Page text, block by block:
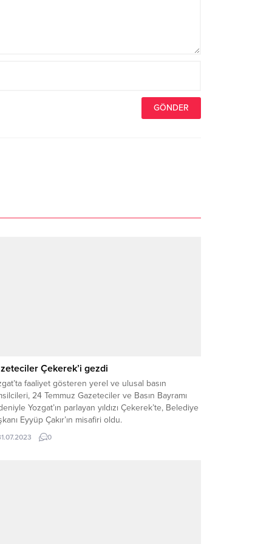
Çekerek’i gezdi
faaliyet gösteren yerel ve ulusal basın
24 Temmuz Gazeteciler ve Basın Bayramı
Yozgat’ın parlayan yıldızı Çekerek’te, Belediye
Eyyüp Çakır’ın misafiri oldu.
0